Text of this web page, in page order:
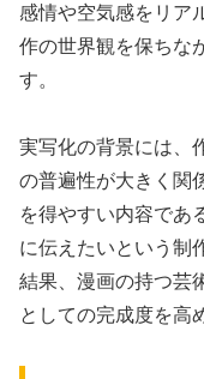
感情や空気感をリア
作の世界観を保ちな
す。
実写化の背景には、
の普遍性が大きく関
を得やすい内容であ
に伝えたいという制
結果、漫画の持つ芸
としての完成度を高